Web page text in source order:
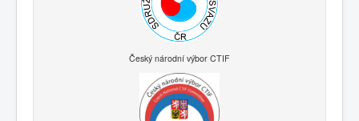
Český národní výbor CTIF